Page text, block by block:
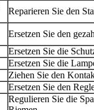
Reparieren Sie den
Ersetzen Sie den
Ersetzen Sie die
Ersetzen Sie die
Ziehen Sie den
Ersetzen Sie den
Regulieren Sie die